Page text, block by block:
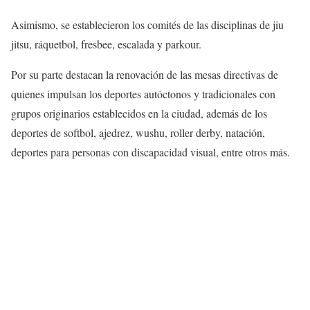
Asimismo, se establecieron los comités de las disciplinas de jiu
jitsu, ráquetbol, fresbee, escalada y parkour.
Por su parte destacan la renovación de las mesas directivas de
quienes impulsan los deportes autóctonos y tradicionales con
grupos originarios establecidos en la ciudad, además de los
deportes de softbol, ajedrez, wushu, roller derby, natación,
deportes para personas con discapacidad visual, entre otros más.